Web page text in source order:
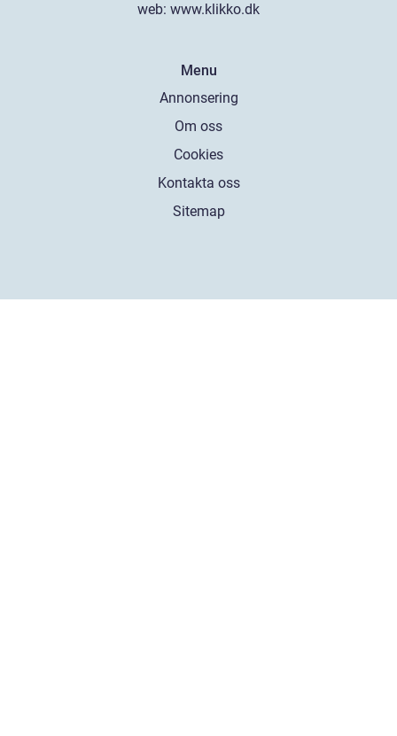
web: www.klikko.dk
Menu
Annonsering
Om oss
Cookies
Kontakta oss
Sitemap